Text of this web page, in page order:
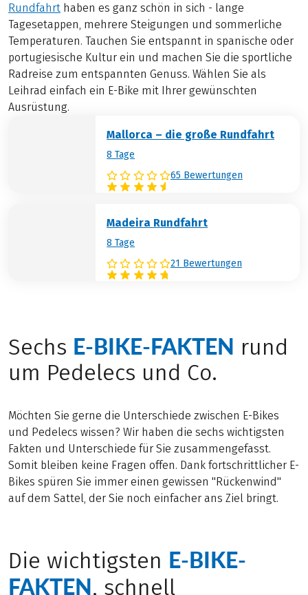
Rundfahrt haben es ganz schön in sich - lange
Tagesetappen, mehrere Steigungen und sommerliche
Temperaturen. Tauchen Sie entspannt in spanische oder
portugiesische Kultur ein und machen Sie die sportliche
Radreise zum entspannten Genuss. Wählen Sie als
Leihrad einfach ein E-Bike mit Ihrer gewünschten
Ausrüstung.
Mallorca – die große Rundfahrt
8 Tage
65 Bewertungen
Madeira Rundfahrt
8 Tage
21 Bewertungen
Sechs E-BIKE-FAKTEN rund
um Pedelecs und Co.
Möchten Sie gerne die Unterschiede zwischen E-Bikes
und Pedelecs wissen? Wir haben die sechs wichtigsten
Fakten und Unterschiede für Sie zusammengefasst.
Somit bleiben keine Fragen offen. Dank fortschrittlicher E-
Bikes spüren Sie immer einen gewissen "Rückenwind"
auf dem Sattel, der Sie noch einfacher ans Ziel bringt.
Die wichtigsten E-BIKE-
FAKTEN, schnell